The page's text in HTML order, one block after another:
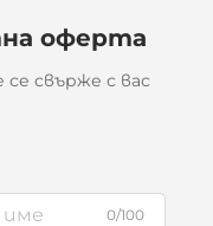
оферта
свърже с вас
0/100